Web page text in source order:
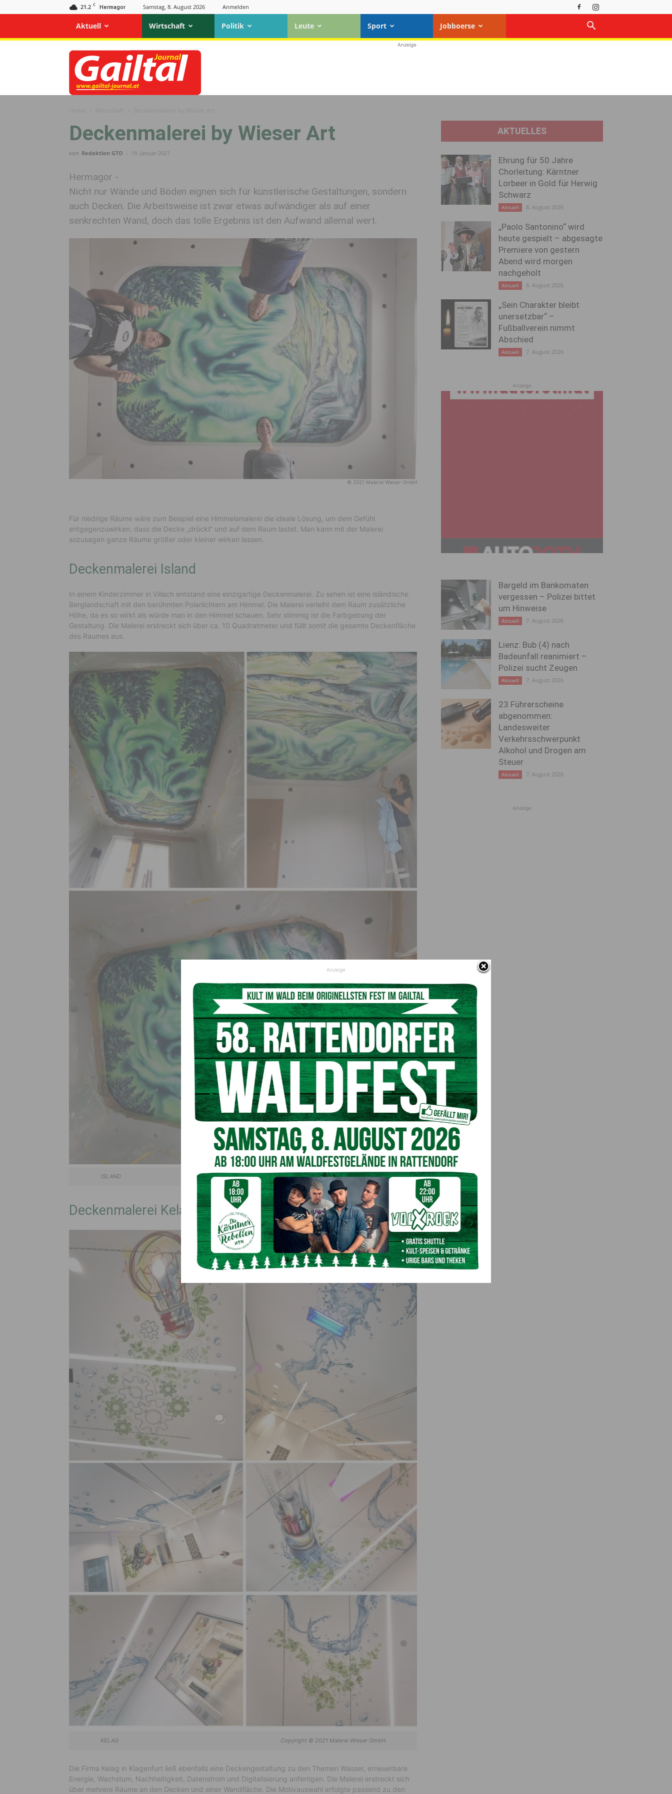
21.2 C Hermagor Samstag, 8. August 2026 Anmelden
Aktuell Wirtschaft Politik Leute Sport Jobboerse
Gailtal
Journal
Anzeige
Deckenmalerei by Wieser Art
von Redaktion GTO - 19. Januar 2021
Hermagor -
Nicht nur Wände und Böden eignen sich für künstlerische Gestaltungen, sondern
auch Decken. Die Arbeitsweise ist zwar etwas aufwändiger als auf einer
senkrechten Wand, doch das tolle Ergebnis ist den Aufwand allemal wert.
© 2021 Malerei Wieser GmbH
Für niedrige Räume wäre zum Beispiel eine Himmelsmalerei die ideale Lösung, um dem Gefühl
entgegenzuwirken, dass die Decke „drückt“ und auf dem Raum lastet. Man kann mit der Malerei
sozusagen ganze Räume größer oder kleiner wirken lassen.
Deckenmalerei Island
In einem Kinderzimmer in Villach entstand eine einzigartige Deckenmalerei. Zu sehen ist eine isländische
Berglandschaft mit den berühmten Polarlichtern am Himmel. Die Malerei verleiht dem Raum zusätzliche
Höhe, da es so wirkt als würde man in den Himmel schauen. Sehr stimmig ist die Farbgebung der
Gestaltung. Die Malerei erstreckt sich über ca. 10 Quadratmeter und füllt somit die gesamte Deckenfläche
des Raumes aus.
ISLAND Copyright © 2021 Malerei Wieser GmbH
Deckenmalerei Kelag
KELAG Copyright © 2021 Malerei Wieser GmbH
Die Firma Kelag in Klagenfurt ließ ebenfalls eine Deckengestaltung zu den Themen Wasser, erneuerbare
Energie, Wachstum, Nachhaltigkeit, Datenstrom und Digitalisierung anfertigen. Die Malerei erstreckt sich
über mehrere Räume an den Decken und einer Wandfläche. Die Motivauswahl erfolgte passend zu den
AKTUELLES
Ehrung für 50 Jahre
Chorleitung: Kärntner
Lorbeer in Gold für Herwig
Schwarz
Aktuell 8. August 2026
„Paolo Santonino“ wird
heute gespielt – abgesagte
Premiere von gestern
Abend wird morgen
nachgeholt
Aktuell 8. August 2026
„Sein Charakter bleibt
unersetzbar“ –
Fußballverein nimmt
Abschied
Aktuell 7. August 2026
Anzeige
Bargeld im Bankomaten
vergessen – Polizei bittet
um Hinweise
Aktuell 7. August 2026
Lienz: Bub (4) nach
Badeunfall reanimiert –
Polizei sucht Zeugen
Aktuell 7. August 2026
23 Führerscheine
abgenommen:
Landesweiter
Verkehrsschwerpunkt
Alkohol und Drogen am
Steuer
Aktuell 7. August 2026
Anzeige
Anzeige